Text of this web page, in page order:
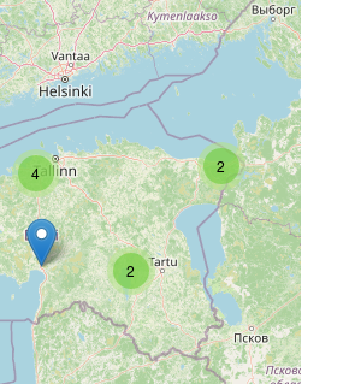
2
2
4